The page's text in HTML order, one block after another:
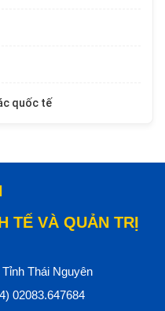
quốc tế
TẾ VÀ QUẢN TRỊ
Thái Nguyên
02083.647684